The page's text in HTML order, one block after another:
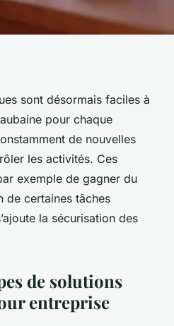
:
pour une
min de lecture
sont désormais faciles à
pour chaque
de nouvelles
les activités. Ces
exemple de gagner du
de certaines tâches
la sécurisation des
de solutions
entreprise